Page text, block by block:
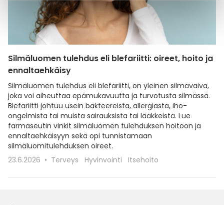
Silmäluomen tulehdus eli blefariitti: oireet, hoito ja
ennaltaehkäisy
Silmäluomen tulehdus eli blefariitti, on yleinen silmävaiva,
joka voi aiheuttaa epämukavuutta ja turvotusta silmässä.
Blefariitti johtuu usein bakteereista, allergiasta, iho-
ongelmista tai muista sairauksista tai lääkkeistä. Lue
farmaseutin vinkit silmäluomen tulehduksen hoitoon ja
ennaltaehkäisyyn sekä opi tunnistamaan
silmäluomitulehduksen oireet.
23.6.2026
Terveys Hyvinvointi Itsehoito